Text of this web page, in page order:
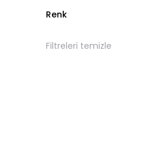
Renk
Filtreleri temizle